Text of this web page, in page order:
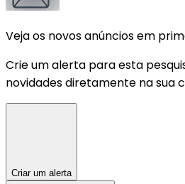
Veja os novos anúncios em
Crie um alerta para esta
novidades diretamente na sua
Criar um alerta